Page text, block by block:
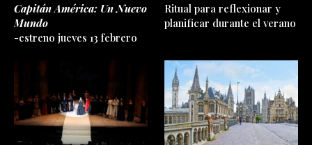
Capitán América: Un Nuevo
Mundo
-estreno jueves 13 febrero
Ritual para reflexionar y
planificar durante el verano